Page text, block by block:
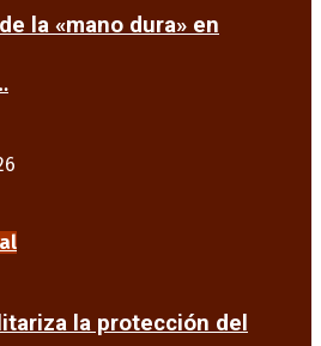
la «mano dura» en
la protección del